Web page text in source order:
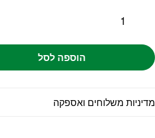
הוספה לסל
מדיניות משלוחים ואספקה